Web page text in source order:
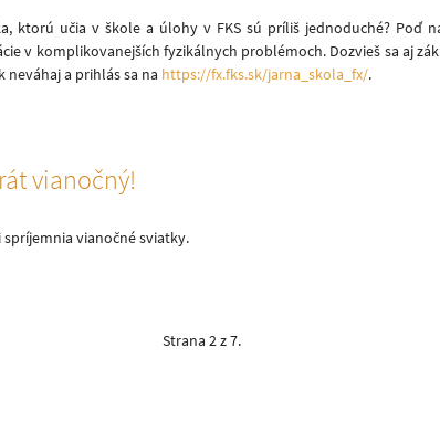
ktorú učia v škole a úlohy v FKS sú príliš jednoduché? Poď
v komplikovanejších fyzikálnych problémoch. Dozvieš sa aj
neváhaj a prihlás sa na https://fx.fks.sk/jarna_skola_fx/.
vianočný!
vianočné sviatky.
Strana 2 z 7.